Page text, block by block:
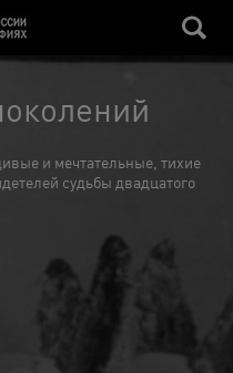
и мечтательные, тихие
судьбы двадцатого